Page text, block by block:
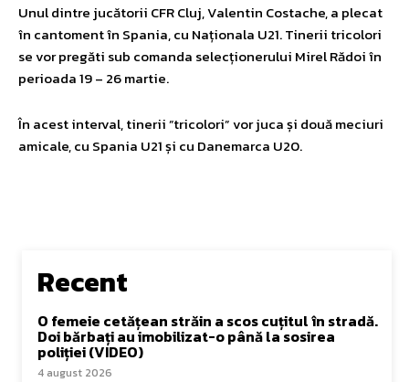
Unul dintre jucătorii CFR Cluj, Valentin Costache, a plecat
în cantoment în Spania, cu Naționala U21. Tinerii tricolori
se vor pregăti sub comanda selecționerului Mirel Rădoi în
perioada 19 – 26 martie.
În acest interval, tinerii ”tricolori” vor juca și două meciuri
amicale, cu Spania U21 și cu Danemarca U20.
Recent
O femeie cetățean străin a scos cuțitul în stradă.
Doi bărbați au imobilizat-o până la sosirea
poliției (VIDEO)
4 august 2026